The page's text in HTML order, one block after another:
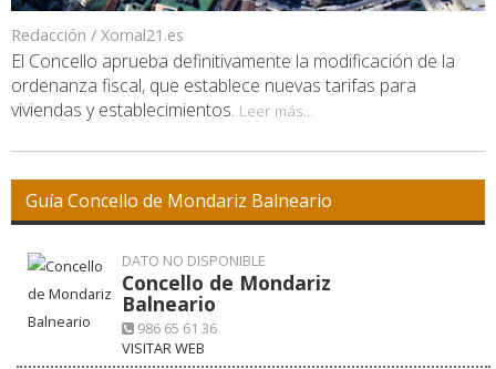
Redacción / Xornal21.es
El Concello aprueba definitivamente la modificación de la
ordenanza fiscal, que establece nuevas tarifas para
viviendas y establecimientos. Leer más...
Guía Concello de Mondariz Balneario
DATO NO DISPONIBLE
Concello de Mondariz
Balneario
986 65 61 36
VISITAR WEB